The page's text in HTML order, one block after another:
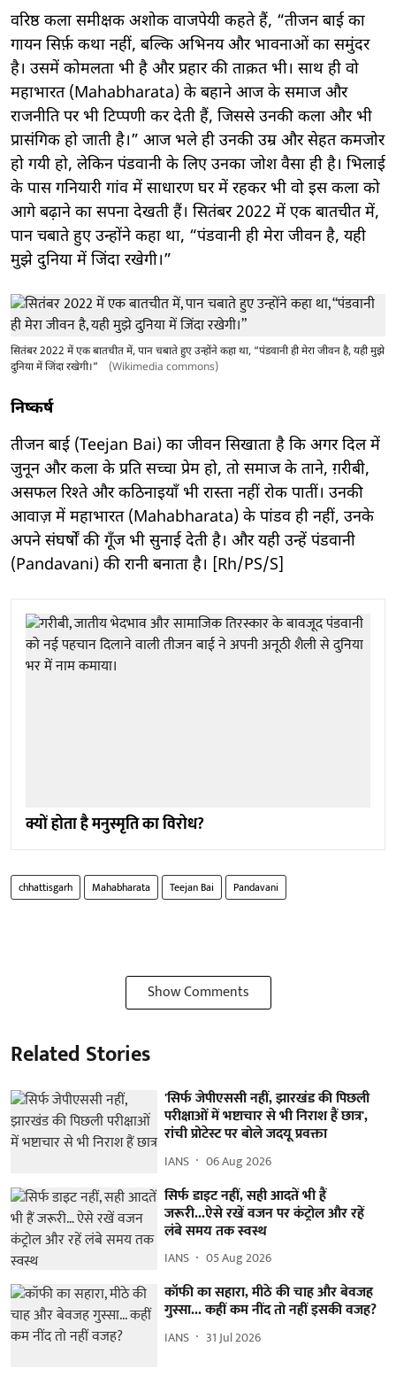
वरिष्ठ कला समीक्षक अशोक वाजपेयी कहते हैं, “तीजन बाई का
गायन सिर्फ़ कथा नहीं, बल्कि अभिनय और भावनाओं का समुंदर
है। उसमें कोमलता भी है और प्रहार की ताक़त भी। साथ ही वो
महाभारत (Mahabharata) के बहाने आज के समाज और
राजनीति पर भी टिप्पणी कर देती हैं, जिससे उनकी कला और भी
प्रासंगिक हो जाती है।” आज भले ही उनकी उम्र और सेहत कमजोर
हो गयी हो, लेकिन पंडवानी के लिए उनका जोश वैसा ही है। भिलाई
के पास गनियारी गांव में साधारण घर में रहकर भी वो इस कला को
आगे बढ़ाने का सपना देखती हैं। सितंबर 2022 में एक बातचीत में,
पान चबाते हुए उन्होंने कहा था, “पंडवानी ही मेरा जीवन है, यही
मुझे दुनिया में जिंदा रखेगी।”
सितंबर 2022 में एक बातचीत में, पान चबाते हुए उन्होंने कहा था, “पंडवानी ही मेरा जीवन है, यही मुझे
दुनिया में जिंदा रखेगी।”
(Wikimedia commons)
निष्कर्ष
तीजन बाई (Teejan Bai) का जीवन सिखाता है कि अगर दिल में
जुनून और कला के प्रति सच्चा प्रेम हो, तो समाज के ताने, ग़रीबी,
असफल रिश्ते और कठिनाइयाँ भी रास्ता नहीं रोक पातीं। उनकी
आवाज़ में महाभारत (Mahabharata) के पांडव ही नहीं, उनके
अपने संघर्षों की गूँज भी सुनाई देती है। और यही उन्हें पंडवानी
(Pandavani) की रानी बनाता है। [Rh/PS/S]
क्यों होता है मनुस्मृति का विरोध?
chhattisgarh Mahabharata Teejan Bai Pandavani
Show Comments
Related Stories
'सिर्फ जेपीएससी नहीं, झारखंड की पिछली
परीक्षाओं में भष्टाचार से भी निराश हैं छात्र',
रांची प्रोटेस्ट पर बोले जदयू प्रवक्ता
IANS 06 Aug 2026
सिर्फ डाइट नहीं, सही आदतें भी हैं
जरूरी...ऐसे रखें वजन पर कंट्रोल और रहें
लंबे समय तक स्वस्थ
IANS 05 Aug 2026
कॉफी का सहारा, मीठे की चाह और बेवजह
गुस्सा... कहीं कम नींद तो नहीं इसकी वजह?
IANS 31 Jul 2026